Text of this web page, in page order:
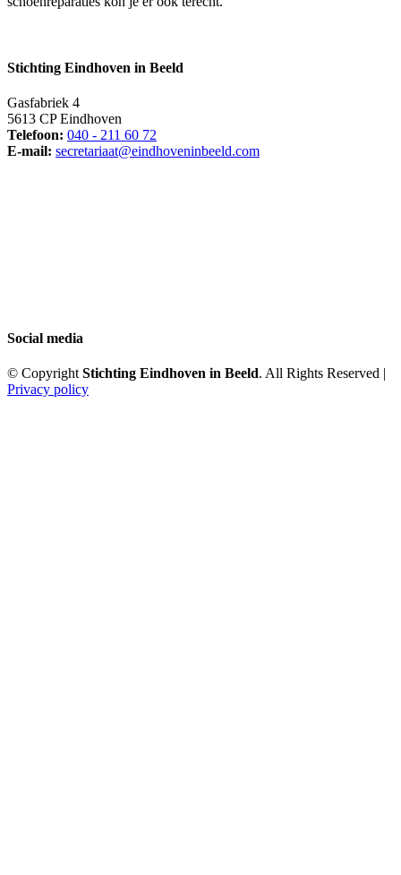
Stichting Eindhoven in Beeld
Gasfabriek 4
5613 CP Eindhoven
Telefoon: 040 - 211 60 72
E-mail: secretariaat@eindhoveninbeeld.com
Social media
© CopyrightStichting Eindhoven in Beeld. All Rights Reserved |
Privacy policy